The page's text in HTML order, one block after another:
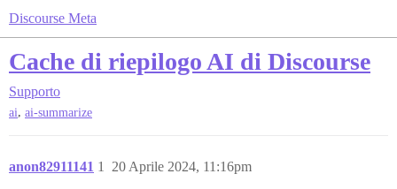
Discourse Meta
Cache di riepilogo AI di Discourse
Supporto
ai, ai-summarize
anon82911141 20 Aprile 2024, 11:16pm
1